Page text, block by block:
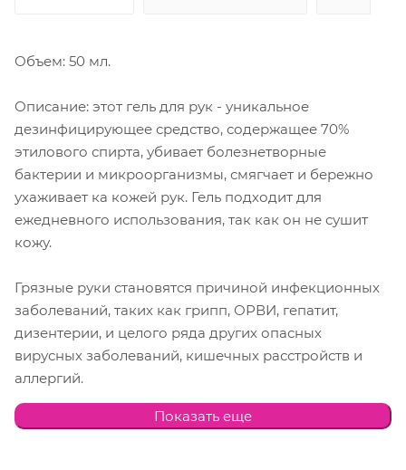
Объем: 50 мл.
Описание: этот гель для рук - уникальное
дезинфицирующее средство, содержащее 70%
этилового спирта, убивает болезнетворные
бактерии и микроорганизмы, смягчает и бережно
ухаживает ка кожей рук. Гель подходит для
ежедневного использования, так как он не сушит
кожу.
Грязные руки становятся причиной инфекционных
заболеваний, таких как грипп, ОРВИ, гепатит,
дизентерии, и целого ряда других опасных
вирусных заболеваний, кишечных расстройств и
аллергий.
Идеальным решением для предотвращения
Показать еще